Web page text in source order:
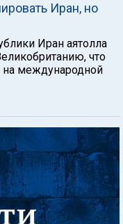
Иран, но
Иран аятолла
что
на международной